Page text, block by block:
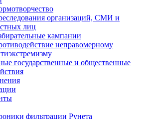
организаций, СМИ и
лиц
кампании
неправомерному
государственные и общественные
фильтрации Рунета